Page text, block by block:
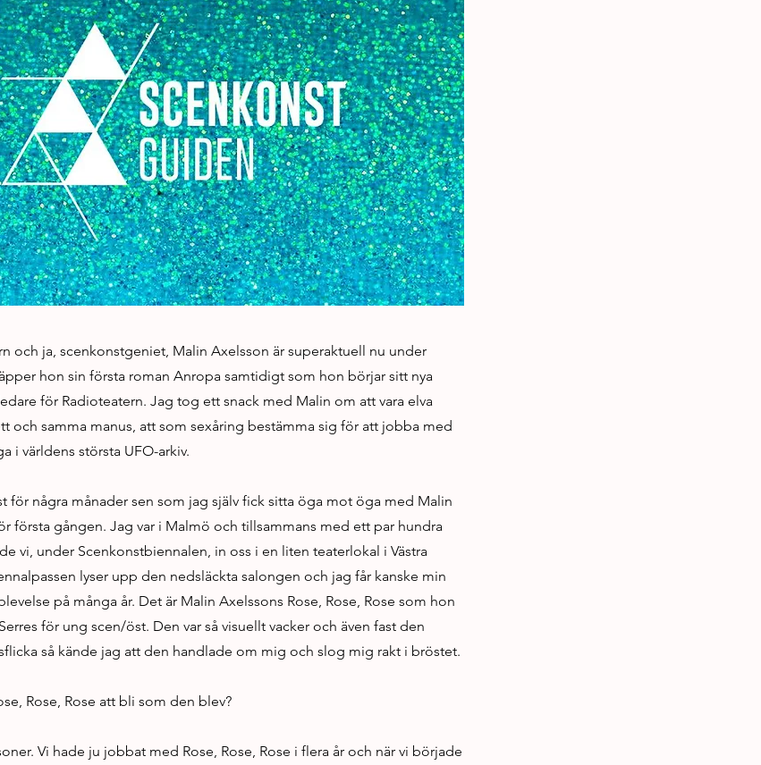
och ja, scenkonstgeniet, Malin Axelsson är superaktuell nu under
hon sin första roman Anropa samtidigt som hon börjar sitt nya
för Radioteatern. Jag tog ett snack med Malin om att vara elva
och samma manus, att som sexåring bestämma sig för att jobba med
i världens största UFO-arkiv.
för några månader sen som jag själv fick sitta öga mot öga med Malin
första gången. Jag var i Malmö och tillsammans med ett par hundra
vi, under Scenkonstbiennalen, in oss i en liten teaterlokal i Västra
lyser upp den nedsläckta salongen och jag får kanske min
på många år. Det är Malin Axelssons Rose, Rose, Rose som hon
för ung scen/öst. Den var så visuellt vacker och även fast den
så kände jag att den handlade om mig och slog mig rakt i bröstet.
Rose, Rose att bli som den blev?
Vi hade ju jobbat med Rose, Rose, Rose i flera år och när vi började